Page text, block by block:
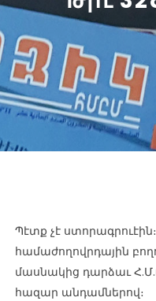
Պէտք չէ
համաժողովրդային
մասնակից դարձաւ
հազար անդամներով։